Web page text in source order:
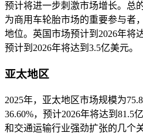
预计将进一步刺激市场增长。总
为商用车轮胎市场的重要参与者
地位。英国市场预计到2026年将
预计到2026年将达到3.5亿美元。
亚太地区
2025年，亚太地区市场规模为
36.60%，预计2026年将达到81.5
和交通运输行业强劲扩张的几个